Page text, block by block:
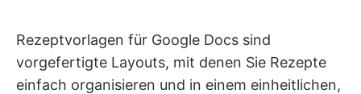
Rezeptvorlagen für Google Docs sind
vorgefertigte Layouts, mit denen Sie Rezepte
einfach organisieren und in einem einheitlichen,